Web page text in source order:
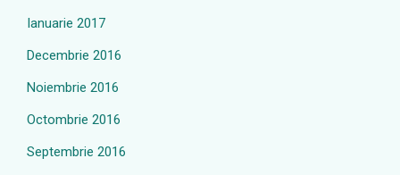
Ianuarie 2017
Decembrie 2016
Noiembrie 2016
Octombrie 2016
Septembrie 2016